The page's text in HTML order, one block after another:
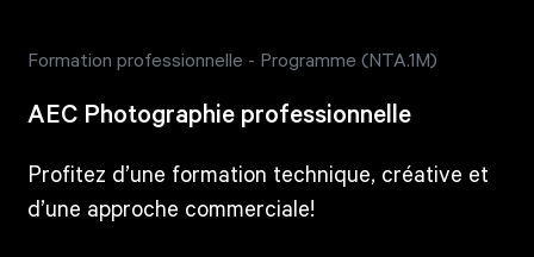
Formation professionnelle - Programme (NTA.1M)
AEC Photographie professionnelle
Profitez d’une formation technique, créative et
d’une approche commerciale!